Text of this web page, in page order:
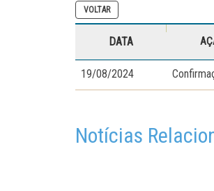
VOLTAR
DATA
19/08/2024
Notícias